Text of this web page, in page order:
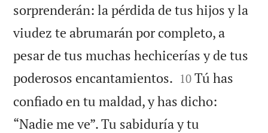
sorprenderán: la pérdida de tus hijos y la
viudez te abrumarán por completo, a
pesar de tus muchas hechicerías y de tus
poderosos encantamientos. 

10 Tú has
confiado en tu maldad, y has dicho:
“Nadie me ve”. Tu sabiduría y tu